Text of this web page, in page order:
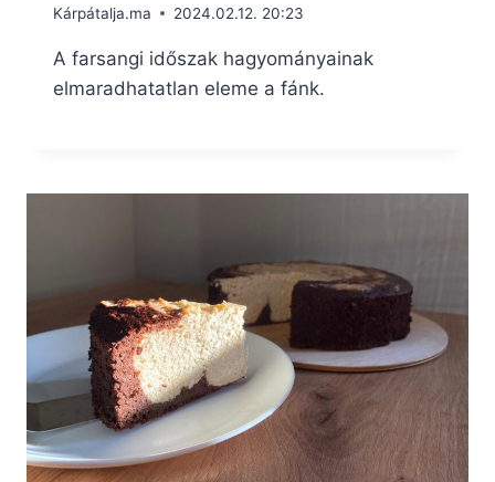
Kárpátalja.ma 2024.02.12. 20:23
A farsangi időszak hagyományainak
elmaradhatatlan eleme a fánk.